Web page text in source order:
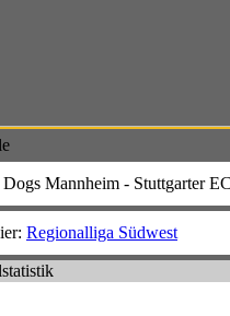
Mannheim - Stuttgarter
Regionalliga Südwest